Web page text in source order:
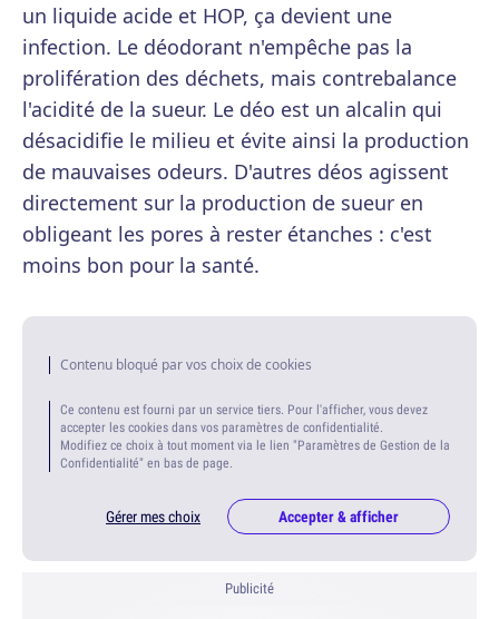
un liquide acide et HOP, ça devient une
infection. Le déodorant n'empêche pas la
prolifération des déchets, mais contrebalance
l'acidité de la sueur. Le déo est un alcalin qui
désacidifie le milieu et évite ainsi la production
de mauvaises odeurs. D'autres déos agissent
directement sur la production de sueur en
obligeant les pores à rester étanches : c'est
moins bon pour la santé.
Contenu bloqué par vos choix de cookies
Ce contenu est fourni par un service tiers. Pour l'afficher, vous devez
accepter les cookies dans vos paramètres de confidentialité.
Modifiez ce choix à tout moment via le lien "Paramètres de Gestion de la
Confidentialité" en bas de page.
Gérer mes choix Accepter & afficher
Publicité